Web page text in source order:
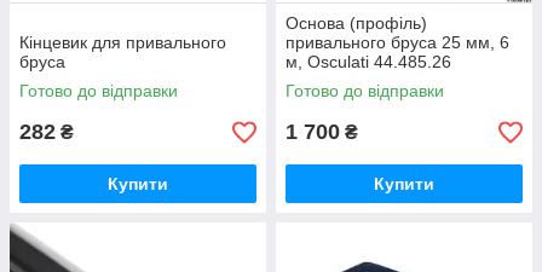
Кінцевик для привального
бруса
Готово до відправки
282 ₴
Купити
Основа (профіль)
привального бруса 25 мм, 6
м, Osculati 44.485.26
Готово до відправки
1 700 ₴
Купити